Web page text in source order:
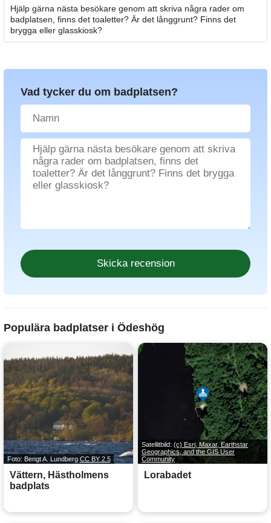
Hjälp gärna nästa besökare genom att skriva några rader om
badplatsen, finns det toaletter? Är det långgrunt? Finns det
brygga eller glasskiosk?
Vad tycker du om badplatsen?
Populära badplatser i Ödeshög
Foto: Bengt A. LundbergCC BY 2.5
Vättern, Hästholmens
badplats
Satellitbild: (c) Esri, Maxar, Earthstar
Geographics, and the GIS User
Community
Lorabadet